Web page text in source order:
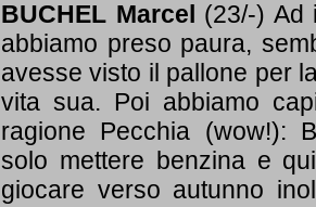
BUCHEL Marcel
(23/-) Ad
abbiamo preso paura,
avesse visto il pallone per
vita sua. Poi abbiamo
ragione Pecchia (wow!):
solo mettere benzina e
giocare verso autunno